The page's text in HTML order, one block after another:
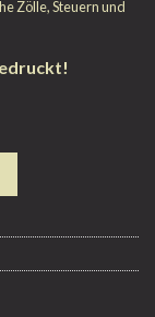
Zölle, Steuern und